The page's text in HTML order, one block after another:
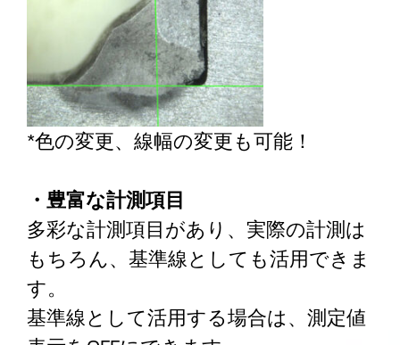
*色の変更、線幅の変更も可能！
・豊富な計測項目
多彩な計測項目があり、実際の計測は
もちろん、基準線としても活用できま
す。
基準線として活用する場合は、測定値